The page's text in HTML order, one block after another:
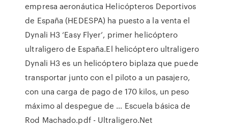
empresa aeronáutica Helicópteros Deportivos
de España (HEDESPA) ha puesto a la venta el
Dynali H3 ‘Easy Flyer’, primer helicóptero
ultraligero de España.El helicóptero ultraligero
Dynali H3 es un helicóptero biplaza que puede
transportar junto con el piloto a un pasajero,
con una carga de pago de 170 kilos, un peso
máximo al despegue de … Escuela básica de
Rod Machado.pdf - Ultraligero.Net